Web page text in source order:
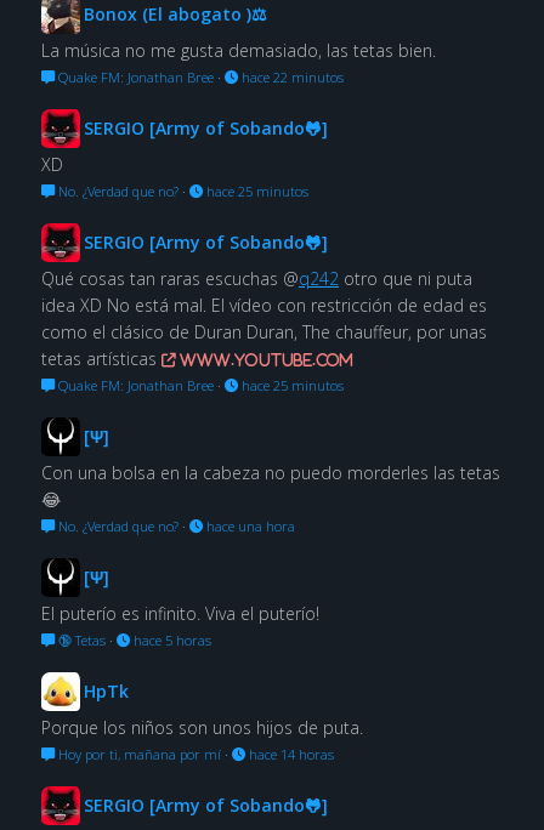
Bonox (El abogato )⚖
La música no me gusta demasiado, las tetas bien.
Quake FM: Jonathan Bree· hace 22 minutos
SERGIO [Army of Sobando🐸]
XD
No. ¿Verdad que no?· hace 25 minutos
SERGIO [Army of Sobando🐸]
Qué cosas tan raras escuchas @q242 otro que ni puta
idea XD No está mal. El vídeo con restricción de edad es
como el clásico de Duran Duran, The chauffeur, por unas
tetas artísticas
www.youtube.com
Quake FM: Jonathan Bree· hace 25 minutos
[Ψ]
Con una bolsa en la cabeza no puedo morderles las tetas
😂
No. ¿Verdad que no?· hace una hora
[Ψ]
El puterío es infinito. Viva el puterío!
🔞 Tetas· hace 5 horas
HpTk
Porque los niños son unos hijos de puta.
Hoy por ti, mañana por mí· hace 14 horas
SERGIO [Army of Sobando🐸]